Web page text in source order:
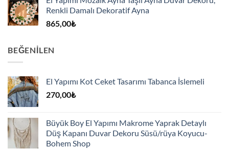
Renkli Damalı Dekoratif Ayna
865,00₺
BEĞENILEN
El Yapımı Kot Ceket Tasarımı Tabanca İslemeli
270,00₺
Büyük Boy El Yapımı Makrome Yaprak Detaylı
Düş Kapanı Duvar Dekoru Süsü/rüya Koyucu-
Bohem Shop